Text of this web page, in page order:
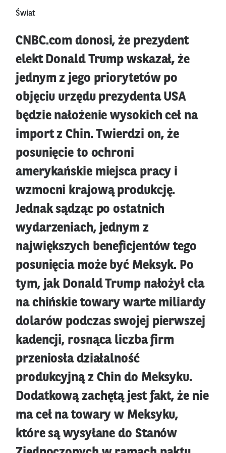
Świat
CNBC.com donosi, że prezydent
elekt Donald Trump wskazał, że
jednym z jego priorytetów po
objęciu urzędu prezydenta USA
będzie nałożenie wysokich ceł na
import z Chin. Twierdzi on, że
posunięcie to ochroni
amerykańskie miejsca pracy i
wzmocni krajową produkcję.
Jednak sądząc po ostatnich
wydarzeniach, jednym z
największych beneficjentów tego
posunięcia może być Meksyk. Po
tym, jak Donald Trump nałożył cła
na chińskie towary warte miliardy
dolarów podczas swojej pierwszej
kadencji, rosnąca liczba firm
przeniosła działalność
produkcyjną z Chin do Meksyku.
Dodatkową zachętą jest fakt, że nie
ma ceł na towary w Meksyku,
które są wysyłane do Stanów